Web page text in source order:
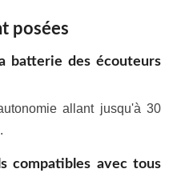
posées
batterie des écouteurs
allant jusqu'à 30
compatibles avec tous